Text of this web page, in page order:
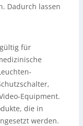
Dadurch lassen
für
Equipment.
die in
werden.